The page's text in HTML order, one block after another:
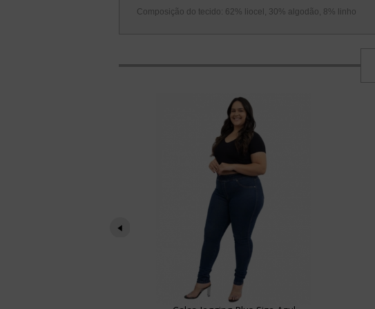
Composição do tecido: 62% liocel, 30% algodão, 8% linho